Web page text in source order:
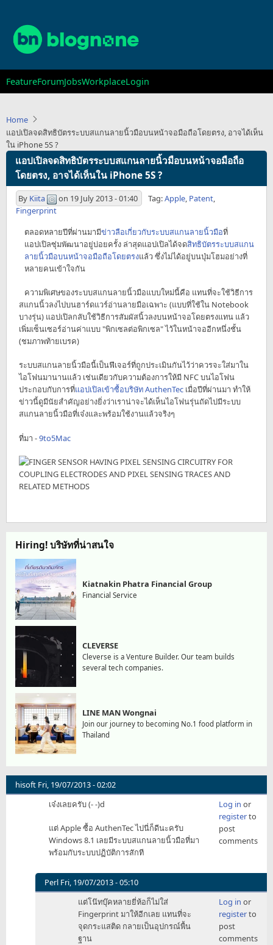
main
content
Main
navigation
FeatureForumJobsWorkplaceLogin
Home
แอปเปิลจดสิทธิบัตรระบบสแกนลายนิ้วมือบนหน้าจอมือถือโดยตรง, อาจได้เห็น
ใน iPhone 5S ?
แอปเปิลจดสิทธิบัตรระบบสแกนลายนิ้วมือบนหน้าจอมือถือ
โดยตรง, อาจได้เห็นใน iPhone 5S ?
By Kiita on 19 July 2013 - 01:40 Tag:Apple, Patent,
Fingerprint
ตลอดหลายปีที่ผ่านมามีข่าวลือเกี่ยวกับระบบสแกนลายนิ้วมือที่
แอปเปิลซุ่มพัฒนาอยู่บ่อยครั้ง ล่าสุดแอปเปิลได้จดสิทธิบัตรระบบสแกน
ลายนิ้วมือบนหน้าจอมือถือโดยตรงแล้ว ซึ่งไม่ได้อยู่บนปุ่มโฮมอย่างที่
หลายคนเข้าใจกัน
ความพิเศษของระบบสแกนลายนิ้วมือแบบใหม่นี้คือ แทนที่จะใช้วิธีการ
สแกนนิ้วลงไปบนฮาร์ดแวร์อ่านลายมือเฉพาะ (แบบที่ใช้ใน Notebook
บางรุ่น) แอปเปิลกลับใช้วิธีการสัมผัสนิ้วลงบนหน้าจอโดยตรงแทน แล้ว
เพิ่มเซ็นเซอร์อ่านค่าแบบ "พิกเซลต่อพิกเซล" ไว้ในหน้าจออีกหนึ่งชั้น
(ชมภาพท้ายเบรค)
ระบบสแกนลายนิ้วมือนี้เป็นฟีเจอร์ที่ถูกประเมินกันไว้ว่าควรจะใส่มาใน
ไอโฟนมานานแล้ว เช่นเดียวกับความต้องการให้มี NFC บนไอโฟน
ประกอบกับการที่แอปเปิลเข้าซื้อบริษัท AuthenTec เมื่อปีที่ผ่านมา ทำให้
ข่าวนี้ดูมีนัยสำคัญอย่างยิ่งว่าเราน่าจะได้เห็นไอโฟนรุ่นถัดไปมีระบบ
สแกนลายนิ้วมือที่เจ๋งและพร้อมใช้งานแล้วจริงๆ
ที่มา -9to5Mac
Hiring! บริษัทที่น่าสนใจ
Kiatnakin Phatra Financial Group
Financial Service
CLEVERSE
Cleverse is a Venture Builder. Our team builds
several tech companies.
LINE MAN Wongnai
Join our journey to becoming No.1 food platform in
Thailand
hisoft Fri, 19/07/2013 - 02:02
เจ๋งเลยครับ (- -)d
แต่ Apple ซื้อ AuthenTec ไปนี่ก็ดีนะครับ
Windows 8.1 เลยมีระบบสแกนลายนิ้วมือที่มา
พร้อมกับระบบปฏิบัติการสักที
Log in or
registerto
post
comments
Perl Fri, 19/07/2013 - 05:10
In
แต่โน๊ทบุ๊คหลายยี่ห้อก็ไม่ใส่
Fingerprint มาให้อีกเลย แทนที่จะ
จุดกระแสติด กลายเป็นอุปกรณ์พื้น
ฐาน
Log in or
registerto
post
comments